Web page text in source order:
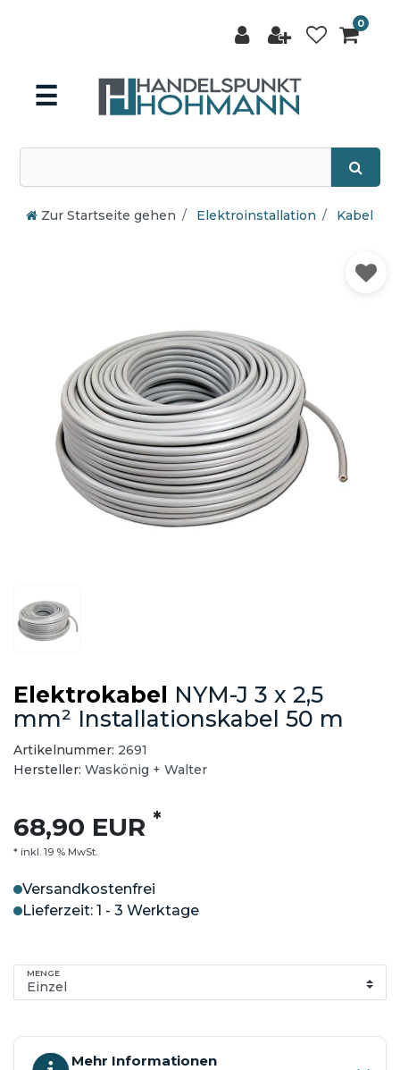
0
☰
Zur Startseite gehen Elektroinstallation Kabel
Elektrokabel NYM-J 3 x 2,5
mm² Installationskabel 50 m
Artikelnummer: 2691
Hersteller: Waskönig + Walter
68,90 EUR *
* inkl. 19 % MwSt.
Versandkostenfrei
Lieferzeit: 1 - 3 Werktage
MENGE
Mehr Informationen